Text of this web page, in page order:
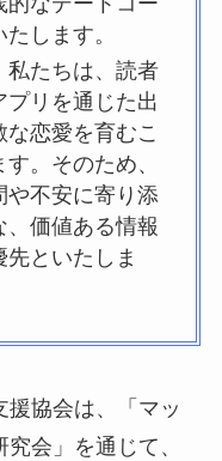
します。
私たちは、読者
リを通じた出
恋愛を育むこ
。そのため、
や不安に寄り添
、価値ある情報
といたしま
協会は、「マッ
会」を通じて、